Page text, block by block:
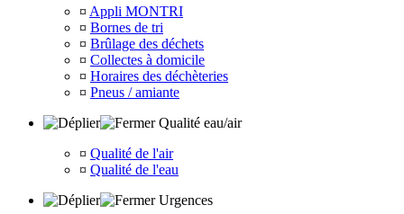
¤ Appli MONTRI
¤ Bornes de tri
¤ Brûlage des déchets
¤ Collectes à domicile
¤ Horaires des déchèteries
¤ Pneus / amiante
Qualité eau/air
¤ Qualité de l'air
¤ Qualité de l'eau
Urgences